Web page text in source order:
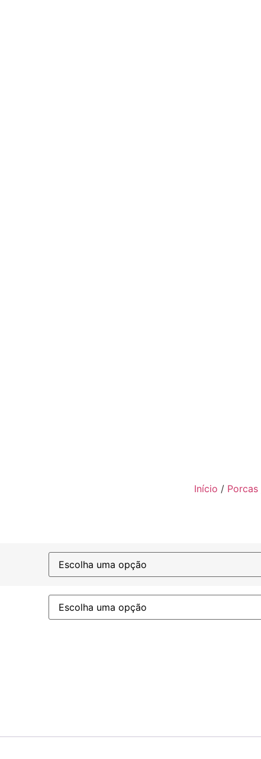
Início / Porcas